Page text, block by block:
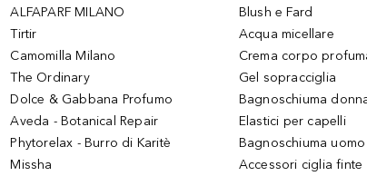
ALFAPARF MILANO
Tirtir
Camomilla Milano
The Ordinary
Dolce & Gabbana Profumo
Aveda - Botanical Repair
Phytorelax - Burro di Karitè
Missha
Blush e Fard
Acqua micellare
Crema corpo
Gel sopracciglia
Bagnoschiuma
Elastici per capelli
Bagnoschiuma uomo
Accessori ciglia finte